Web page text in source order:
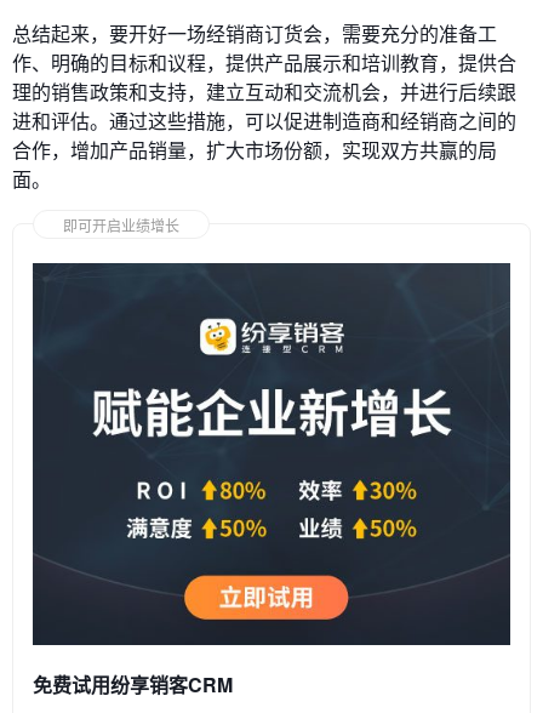
总结起来，要开好一场经销商订货会，需要充分的准备工
作、明确的目标和议程，提供产品展示和培训教育，提供合
理的销售政策和支持，建立互动和交流机会，并进行后续跟
进和评估。通过这些措施，可以促进制造商和经销商之间的
合作，增加产品销量，扩大市场份额，实现双方共赢的局
面。
即可开启业绩增长
免费试用纷享销客CRM